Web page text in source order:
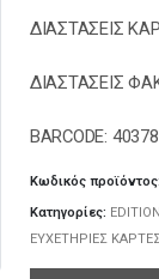
ΔΙΑΣΤΑΣΕΙΣ
ΔΙΑΣΤΑΣΕΙΣ
BARCODE:
Κωδικός προϊόντος:
Κατηγορίες:
ΕΥΧΕΤΗΡΙΕΣ ΚΑΡΤΕΣ